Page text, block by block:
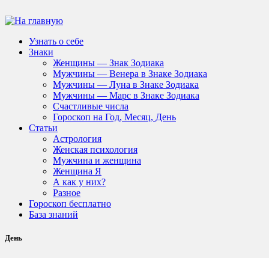
Узнать о себе
Знаки
Женщины — Знак Зодиака
Мужчины — Венера в Знаке Зодиака
Мужчины — Луна в Знаке Зодиака
Мужчины — Марс в Знаке Зодиака
Счастливые числа
Гороскоп на Год, Месяц, День
Статьи
Астрология
Женская психология
Мужчина и женщина
Женщина Я
А как у них?
Разное
Гороскоп бесплатно
База знаний
День